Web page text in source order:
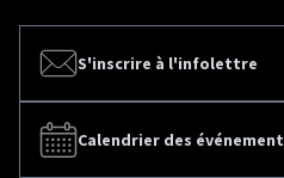
S'inscrire à l'infolettre
Calendrier des